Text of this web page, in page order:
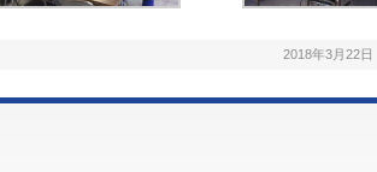
2018年3月22日